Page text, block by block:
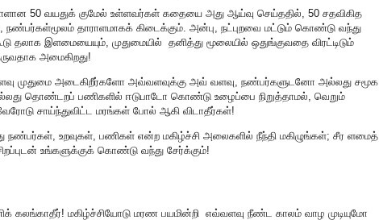
50 வயதுக் குமேல் உள்ளவர்கள் கதையை அது ஆய்வு செய்ததில், 50 சதவிகித
நண்பர்கள்மூலம் தாராளமாகக் கிடைக்கும். அன்பு, நட்புறவை மட்டும் கொண்டு வந்து
தலாக இளமையையும், முதுமையில் தனித்து மூலையில் ஒதுங்குவதை விரட்டிடும்
அமைகிறது!
முதுமை அடைகிறீர்களோ அவ்வளவுக்கு அவ் வளவு, நண்பர்களுடனோ அல்லது சமூக
தொண்டறப் பணிகளில் ஈடுபாடோ கொண்டு உழைப்பை நிறுத்தாமல், வெறும்
வேரோடு சாய்ந்துவிட்ட மரங்கள் போல் ஆகி விடாதீர்கள்!
நண்பர்கள், உறவுகள், பணிகள் என்ற மகிழ்ச்சி அலைகளில் நீந்தி மகிழுங்கள்; சீர ளமைத்
உங்களுக்குக் கொண்டு வந்து சேர்க்கும்!
கலங்காதீர்! மகிழ்ச்சியோடு மரண பயமின்றி எவ்வளவு நீண்ட காலம் வாழ முடியுமோ